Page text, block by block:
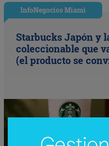
InfoNegocios Miami
Starbucks Japón y
coleccionable que
(el producto se